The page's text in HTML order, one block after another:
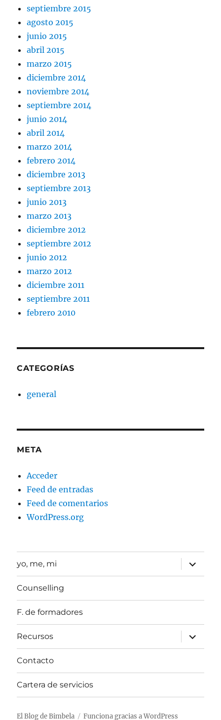
septiembre 2015
agosto 2015
junio 2015
abril 2015
marzo 2015
diciembre 2014
noviembre 2014
septiembre 2014
junio 2014
abril 2014
marzo 2014
febrero 2014
diciembre 2013
septiembre 2013
junio 2013
marzo 2013
diciembre 2012
septiembre 2012
junio 2012
marzo 2012
diciembre 2011
septiembre 2011
febrero 2010
CATEGORÍAS
general
META
Acceder
Feed de entradas
Feed de comentarios
WordPress.org
yo, me, mi
expande
el
menú
Counselling
F. de formadores
Recursos
expande
el
menú
Contacto
Cartera de servicios
El Blog de Bimbela Funciona gracias a WordPress